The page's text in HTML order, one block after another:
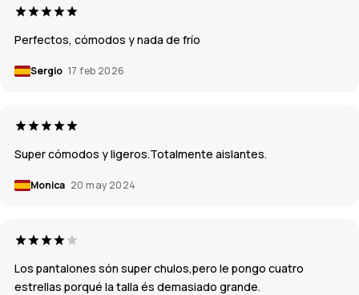
Perfectos, cómodos y nada de frío
Sergio 17 feb 2026
Super cómodos y ligeros.Totalmente aislantes.
Monica 20 may 2024
Los pantalones són super chulos,pero le pongo cuatro
estrellas porqué la talla és demasiado grande.